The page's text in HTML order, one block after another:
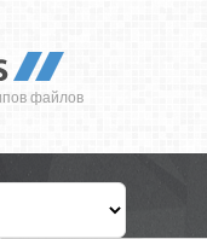
файлов